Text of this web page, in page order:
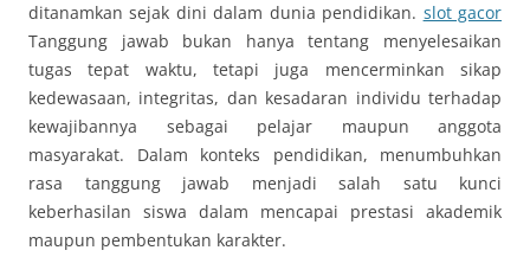
ditanamkan sejak dini dalam dunia pendidikan. slot gacor
Tanggung jawab bukan hanya tentang menyelesaikan
tugas tepat waktu, tetapi juga mencerminkan sikap
kedewasaan, integritas, dan kesadaran individu terhadap
kewajibannya sebagai pelajar maupun anggota
masyarakat. Dalam konteks pendidikan, menumbuhkan
rasa tanggung jawab menjadi salah satu kunci
keberhasilan siswa dalam mencapai prestasi akademik
maupun pembentukan karakter.